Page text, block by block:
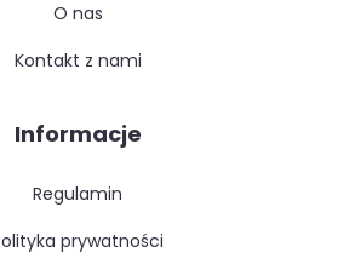
o nas
kontakt z nami
Informacje
regulamin
polityka prywatności